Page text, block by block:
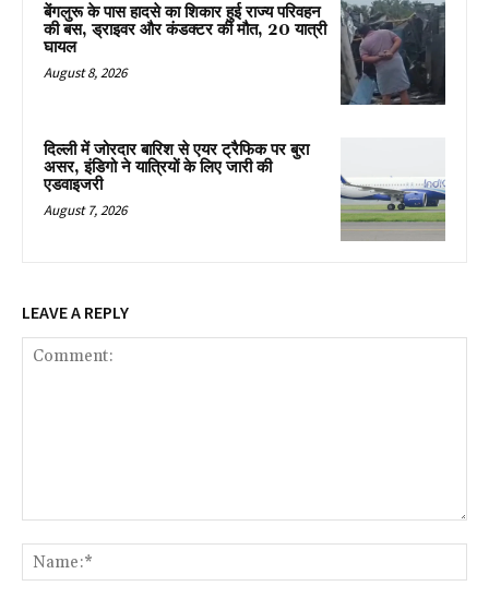
बेंगलुरू के पास हादसे का शिकार हुई राज्य परिवहन
की बस, ड्राइवर और कंडक्टर की मौत, 20 यात्री
घायल
August 8, 2026
दिल्ली में जोरदार बारिश से एयर ट्रैफिक पर बुरा
असर, इंडिगो ने यात्रियों के लिए जारी की
एडवाइजरी
August 7, 2026
LEAVE A REPLY